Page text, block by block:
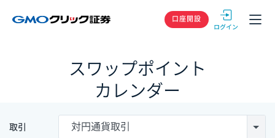
GMOクリック
口座開設
スワップポイント
カレンダー
取引 対円通貨取引